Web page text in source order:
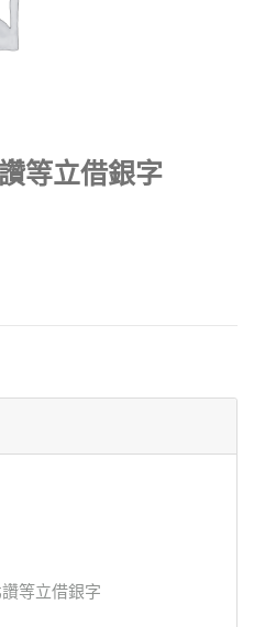
等立借銀字
等立借銀字